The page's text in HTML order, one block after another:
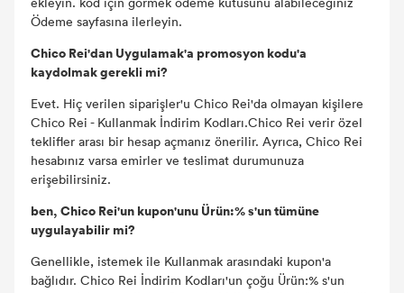
Ödeme sayfasına ilerleyin.
Chico Rei'dan Uygulamak'a promosyon kodu'a
kaydolmak gerekli mi?
Evet. Hiç verilen siparişler'u Chico Rei'da olmayan kişilere
Chico Rei - Kullanmak İndirim Kodları.Chico Rei verir özel
teklifler arası bir hesap açmanız önerilir. Ayrıca, Chico Rei
hesabınız varsa emirler ve teslimat durumunuza
erişebilirsiniz.
ben, Chico Rei'un kupon'unu Ürün:% s'un tümüne
uygulayabilir mi?
Genellikle, istemek ile Kullanmak arasındaki kupon'a
bağlıdır. Chico Rei İndirim Kodları'un çoğu Ürün:% s'un